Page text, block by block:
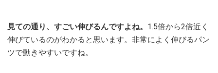
見ての通り、すごい伸びるんですよね。 1.5倍から2倍近く
伸びているのがわかると思います。非常によく伸びるパン
ツで動きやすいですね。